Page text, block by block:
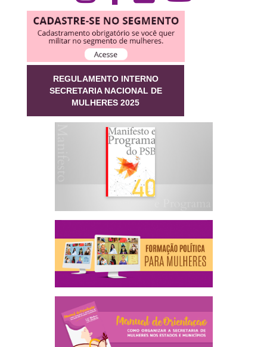
REGULAMENTO INTERNO
SECRETARIA NACIONAL DE
MULHERES 2025